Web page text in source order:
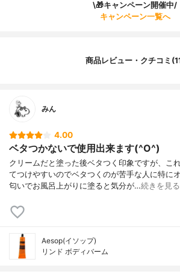
\🎁キャンペーン開催中/
キャンペーン一覧へ
商品レビュー・クチコミ
みん
4.00
ベタつかないで使用出来ます(^O^)
クリームだと塗った後ベタつく印象ですが、こ
てつけやすいのでベタつくのが苦手な人に特に
匂いでお風呂上がりに塗ると気分が…続きを見る
Aesop(イソップ)
リンド ボディバーム